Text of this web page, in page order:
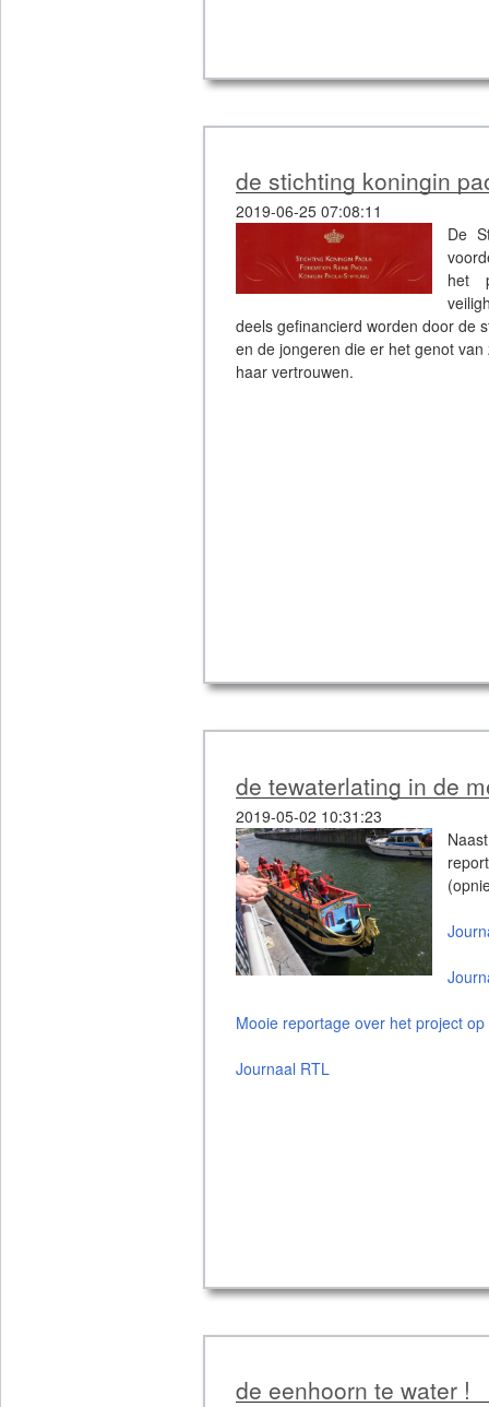
de stichting koningin
2019-06-25 07:08:11
De
het
deels gefinancierd worden door de
en de jongeren die er het genot
haar vertrouwen.
de tewaterlating in de
2019-05-02 10:31:23
Mooie reportage over het project
Journaal RTL
de eenhoorn te water !